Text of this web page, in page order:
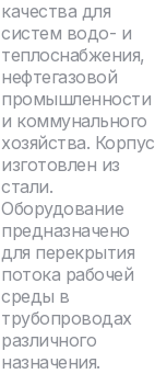
качества для
систем водо- и
теплоснабжения,
нефтегазовой
промышленности
и коммунального
хозяйства. Корпус
изготовлен из
стали.
Оборудование
предназначено
для перекрытия
потока рабочей
среды в
трубопроводах
различного
назначения.